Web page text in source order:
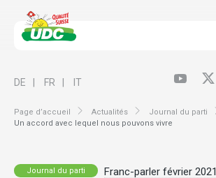
Page d’accueil Actualités
Journal du parti
Un accord avec lequel nous pouvons vivre
DE FR IT
Journal du parti Franc-parler février 2021